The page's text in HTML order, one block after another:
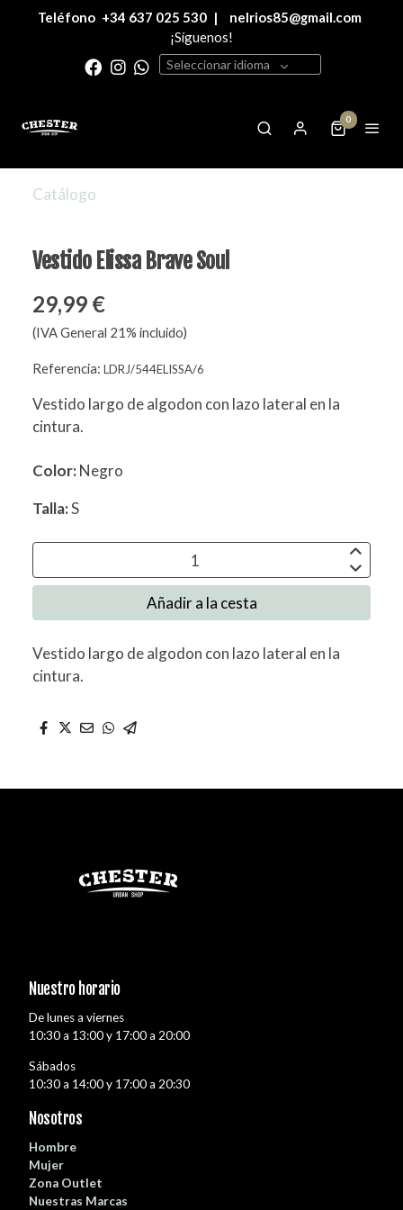
Teléfono +34 637 025 530 |
nelrios85@gmail.com
¡Síguenos!
Seleccionar idioma
0
Catálogo
Vestido Elissa Brave Soul
29,99 €
(IVA General 21% incluido)
Referencia: LDRJ/544ELISSA/6
Vestido largo de algodon con lazo lateral en la
cintura.
Color:Negro
Talla:S
Añadir a la cesta
Vestido largo de algodon con lazo lateral en la
cintura.
Nuestro horario
De lunes a viernes
10:30 a 13:00 y 17:00 a 20:00
Sábados
10:30 a 14:00 y 17:00 a 20:30
Nosotros
Hombre
Mujer
Zona Outlet
Nuestras Marcas